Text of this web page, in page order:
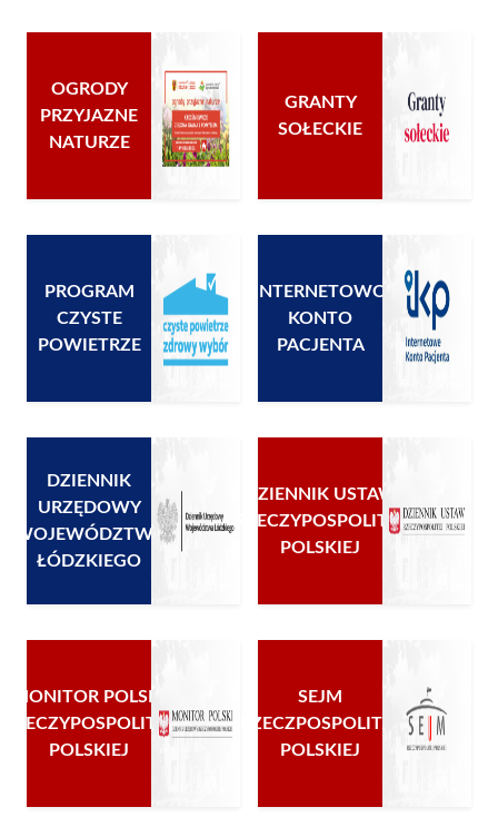
OGRODY
PRZYJAZNE
NATURZE
GRANTY
SOŁECKIE
PROGRAM
CZYSTE
POWIETRZE
INTERNETOWO
KONTO
PACJENTA
DZIENNIK
URZĘDOWY
WOJEWÓDZTWA
ŁÓDZKIEGO
DZIENNIK USTAW
RZECZYPOSPOLITEJ
POLSKIEJ
MONITOR POLSKI
RZECZYPOSPOLITEJ
POLSKIEJ
SEJM
RZECZPOSPOLITEJ
POLSKIEJ